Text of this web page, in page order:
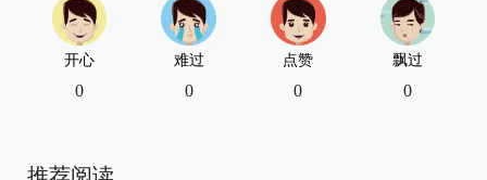
开心
0
难过
0
点赞
0
飘过
0
推荐阅读